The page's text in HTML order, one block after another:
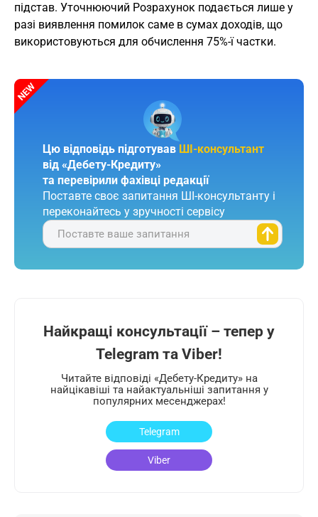
підстав. Уточнюючий Розрахунок подається лише у
разі виявлення помилок саме в сумах доходів, що
використовуються для обчислення 75%-ї частки.
Цю відповідь підготував ШІ-консультант
від «Дебету-Кредиту»
та перевірили фахівці редакції
Поставте своє запитання ШІ-консультанту і
переконайтесь у зручності сервісу
Поставте ваше запитання
Найкращі консультації – тепер у
Telegram та Viber!
Читайте відповіді «Дебету-Кредиту» на
найцікавіші та найактуальніші запитання у
популярних месенджерах!
Telegram
Viber